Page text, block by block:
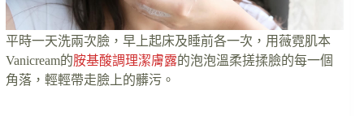
平時一天洗兩次臉，早上起床及睡前各一次，用薇霓肌本
Vanicream的胺基酸調理潔膚露的泡泡溫柔搓揉臉的每一個
角落，輕輕帶走臉上的髒污。